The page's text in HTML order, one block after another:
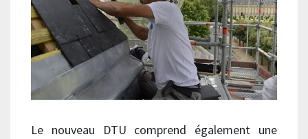
Le nouveau DTU comprend également une